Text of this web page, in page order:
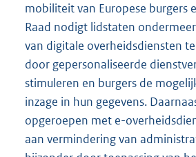
mobiliteit van Europese burgers
Raad nodigt lidstaten
van digitale overheidsdiensten
door gepersonaliseerde
stimuleren en burgers de
inzage in hun gegevens.
opgeroepen met e-
aan vermindering van